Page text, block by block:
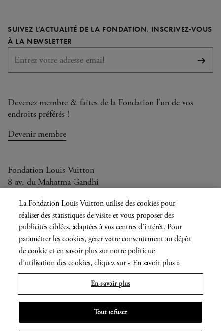
FacebookInstagram
YouTube
TikTok
SUIVEZ L’ACTUALITÉ DE LA FONDATION, INSCRIVEZ-VOUS
À LA NEWSLETTER
Devenez membre & faites de la Fondation l'un de vos
endroits préférés !
Devenir membre
Fondation Louis Vuitton
8 av. du Mahatma Gandhi
Ouvert aujourd'hui de 10h à 20h
Langue
actuelle
| EN
Presse
Privatisation
Informations légales
La Fondation Louis Vuitton utilise des cookies pour
réaliser des statistiques de visite et vous proposer des
publicités ciblées, adaptées à vos centres d’intérêt. Pour
paramétrer les cookies, gérer votre consentement au dépôt
de cookie et en savoir plus sur notre politique
d’utilisation des cookies, cliquez sur « En savoir plus »
En savoir plus
Tout refuser